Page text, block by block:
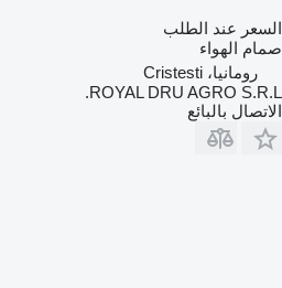
السعر عند الطلب
صمام الهواء
رومانيا، Cristesti
ROYAL DRU AGRO S.R.L.
الاتصال بالبائع